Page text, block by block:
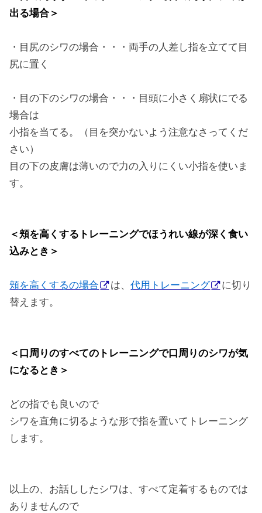
出る場合＞
・目尻のシワの場合・・・両手の人差し指を立てて目
尻に置く
・目の下のシワの場合・・・目頭に小さく扇状にでる
場合は
小指を当てる。（目を突かないよう注意なさってくだ
さい）
目の下の皮膚は薄いので力の入りにくい小指を使いま
す。
＜頬を高くするトレーニングでほうれい線が深く食い
込みとき＞
頬を高くするの場合 は、代用トレーニング
に切り
替えます。
＜口周りのすべてのトレーニングで口周りのシワが気
になるとき＞
どの指でも良いので
シワを直角に切るような形で指を置いてトレーニング
します。
以上の、お話ししたシワは、すべて定着するものでは
ありませんので